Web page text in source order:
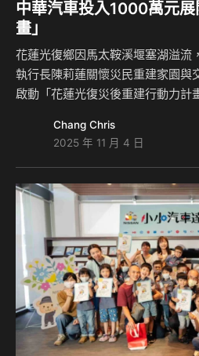
中華汽車投入1000萬元
畫」
花蓮光復鄉因馬太鞍溪堰塞湖溢流
執行長陳莉蓮關懷災民重建家園與
啟動「花蓮光復災後重建行動力計
「交通賦能」與「在地協力」兩大
畫」，計畫包含「購車優惠補助
輛申請」及「候鳥車輛維修巡迴服
服務，期待以實質交通援助行動，
恢復日常運輸能量。 銜接交通斷
鄉公益社福團體車輛申請管道 本
車輛一夕之間損毀報廢，中華汽
Chang Chris
2025 年 11 月 4 日